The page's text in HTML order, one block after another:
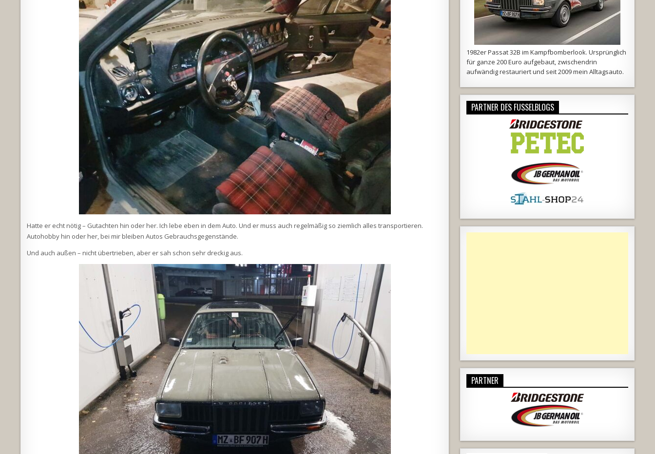
Hatte er echt nötig – Gutachten hin oder her. Ich lebe eben in dem Auto. Und er muss auch regelmäßig so ziemlich alles transportieren.
Autohobby hin oder her, bei mir bleiben Autos Gebrauchsgegenstände.
Und auch außen – nicht übertrieben, aber er sah schon sehr dreckig aus.
1982er Passat 32B im Kampfbomberlook. Ursprünglich
für ganze 200 Euro aufgebaut, zwischendrin
aufwändig restauriert und seit 2009 mein Alltagsauto.
PARTNER DES FUSSELBLOGS
PARTNER